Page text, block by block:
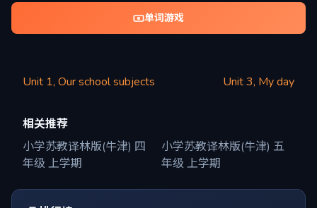
单词游戏
Unit 1, Our school subjects Unit 3, My day
相关推荐
小学苏教译林版(牛津) 四
年级 上学期
小学苏教译林版(牛津) 五
年级 上学期